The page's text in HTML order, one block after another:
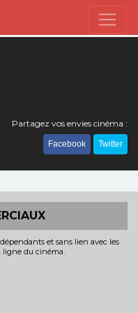
Partagez vos envies cinéma :
Facebook Twitter
et sans lien avec les
ligne du cinéma.